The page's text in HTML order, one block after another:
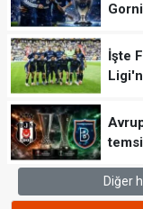
İşte
Diğer